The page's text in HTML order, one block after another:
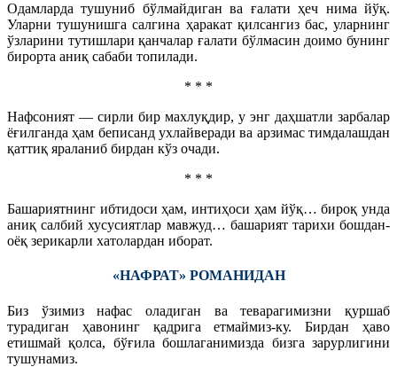
Одамларда тушуниб бўлмайдиган ва ғалати ҳеч нима йўқ.
Уларни тушунишга салгина ҳаракат қилсангиз бас, уларнинг
ўзларини тутишлари қанчалар ғалати бўлмасин доимо бунинг
бирорта аниқ сабаби топилади.
* * *
Нафсоният — сирли бир махлуқдир, у энг даҳшатли зарбалар
ёғилганда ҳам беписанд ухлайверади ва арзимас тимдалашдан
қаттиқ яраланиб бирдан кўз очади.
* * *
Башариятнинг ибтидоси ҳам, интиҳоси ҳам йўқ… бироқ унда
аниқ салбий хусусиятлар мавжуд… башарият тарихи бошдан-
оёқ зерикарли хатолардан иборат.
«НАФРАТ» РОМАНИДАН
Биз ўзимиз нафас оладиган ва теварагимизни қуршаб
турадиган ҳавонинг қадрига етмаймиз-ку. Бирдан ҳаво
етишмай қолса, бўғила бошлаганимизда бизга зарурлигини
тушунамиз.